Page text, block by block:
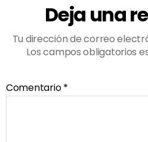
Deja una
Tu dirección de correo
Los campos obligatorios
Comentario*